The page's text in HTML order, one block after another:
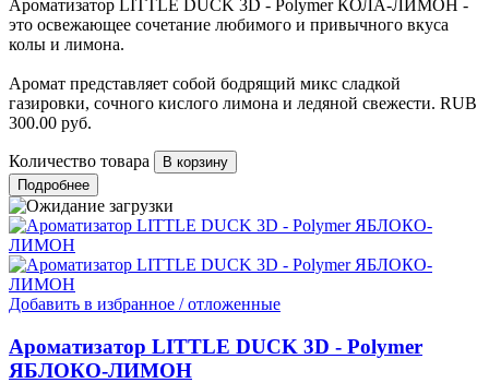
Ароматизатор LITTLE DUCK 3D - Polymer КОЛА-ЛИМОН -
это освежающее сочетание любимого и привычного вкуса
колы и лимона.
Аромат представляет собой бодрящий микс сладкой
газировки, сочного кислого лимона и ледяной свежести. RUB
300.00 руб.
Количество товара
Подробнее
Добавить в избранное / отложенные
Ароматизатор LITTLE DUCK 3D - Polymer
ЯБЛОКО-ЛИМОН